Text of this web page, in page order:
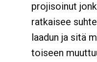
projisoinut
ratkaisee
laadun ja sitä
toiseen